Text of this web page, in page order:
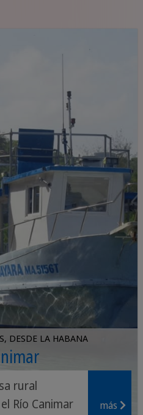
DESDE LA HABANA
rural
Río Canimar
más